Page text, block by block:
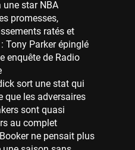
City Thunder
Suns
Heat
Angeles Clippers
une star NBA
promesses,
ratés et
Tony Parker épinglé
enquête de Radio
sort une stat qui
que les adversaires
sont quasi
au complet
ne pensait plus